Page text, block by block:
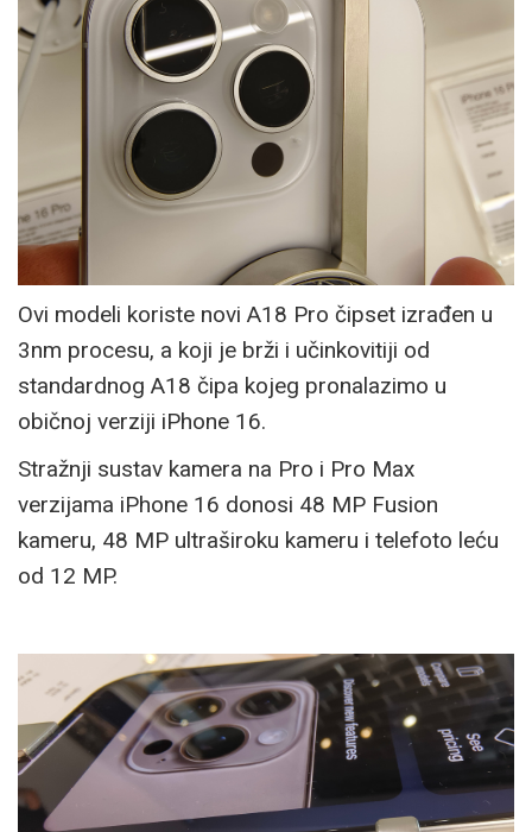
Ovi modeli koriste novi A18 Pro čipset izrađen u
3nm procesu, a koji je brži i učinkovitiji od
standardnog A18 čipa kojeg pronalazimo u
običnoj verziji iPhone 16.
Stražnji sustav kamera na Pro i Pro Max
verzijama iPhone 16 donosi 48 MP Fusion
kameru, 48 MP ultraširoku kameru i telefoto leću
od 12 MP.